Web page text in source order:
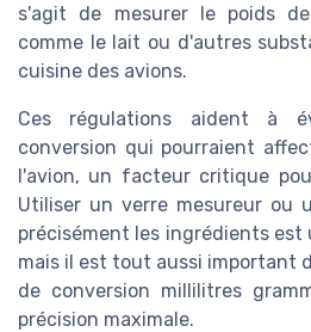
s'agit de mesurer le poids
comme le lait ou d'autres
cuisine des avions.
Ces régulations aident à
conversion qui pourraient
l'avion, un facteur critique
Utiliser un verre mesureur ou
précisément les ingrédients
mais il est tout aussi important
de conversion millilitres
précision maximale.